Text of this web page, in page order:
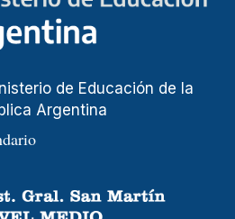
de Educación de la
Argentina